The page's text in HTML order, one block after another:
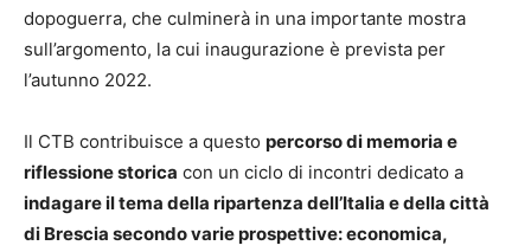
dopoguerra, che culminerà in una importante mostra
sull’argomento, la cui inaugurazione è prevista per
l’autunno 2022.
Il CTB contribuisce a questo percorso di memoria e
riflessione storica con un ciclo di incontri dedicato a
indagare il tema della ripartenza dell’Italia e della città
di Brescia secondo varie prospettive: economica,